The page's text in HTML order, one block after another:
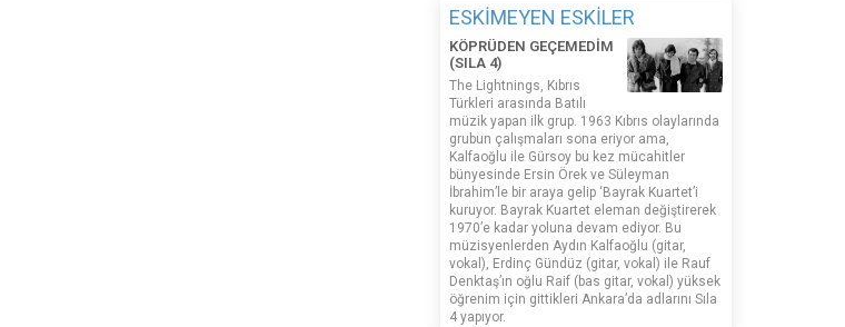
ESKİMEYEN ESKİLER
KÖPRÜDEN GEÇEMEDİM
(SILA 4)
The Lightnings, Kıbrıs
Türkleri arasında Batılı
müzik yapan ilk grup. 1963 Kıbrıs olaylarında
grubun çalışmaları sona eriyor ama,
Kalfaoğlu ile Gürsoy bu kez mücahitler
bünyesinde Ersin Örek ve Süleyman
İbrahim’le bir araya gelip ‘Bayrak Kuartet’i
kuruyor. Bayrak Kuartet eleman değiştirerek
1970’e kadar yoluna devam ediyor. Bu
müzisyenlerden Aydın Kalfaoğlu (gitar,
vokal), Erdinç Gündüz (gitar, vokal) ile Rauf
Denktaş’ın oğlu Raif (bas gitar, vokal) yüksek
öğrenim için gittikleri Ankara’da adlarını Sıla
4 yapıyor.